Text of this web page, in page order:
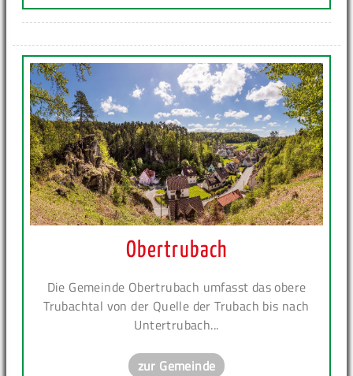
Obertrubach
Die Gemeinde Obertrubach umfasst das obere
Trubachtal von der Quelle der Trubach bis nach
Untertrubach...
zur Gemeinde